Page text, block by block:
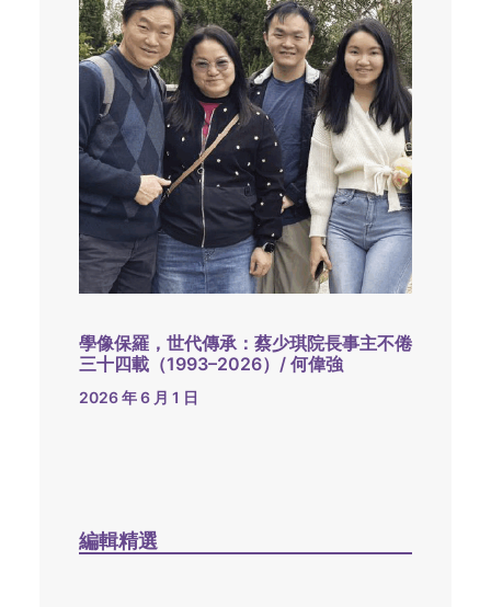
學像保羅，世代傳承：蔡少琪院長事主不倦
三十四載（1993–2026）/ 何偉強
2026 年 6 月 1 日
編輯精選